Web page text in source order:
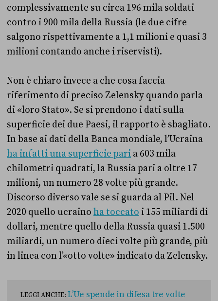
complessivamente su circa 196 mila soldati
contro i 900 mila della Russia (le due cifre
salgono rispettivamente a 1,1 milioni e quasi 3
milioni contando anche i riservisti).
Non è chiaro invece a che cosa faccia
riferimento di preciso Zelensky quando parla
di «loro Stato». Se si prendono i dati sulla
superficie dei due Paesi, il rapporto è sbagliato.
In base ai dati della Banca mondiale, l’Ucraina
ha infatti una superficie pari a 603 mila
chilometri quadrati, la Russia pari a oltre 17
milioni, un numero 28 volte più grande.
Discorso diverso vale se si guarda al Pil. Nel
2020 quello ucraino ha toccato i 155 miliardi di
dollari, mentre quello della Russia quasi 1.500
miliardi, un numero dieci volte più grande, più
in linea con l’«otto volte» indicato da Zelensky.
LEGGI ANCHE: L’Ue spende in difesa tre volte